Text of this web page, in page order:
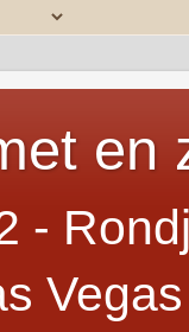
en
-